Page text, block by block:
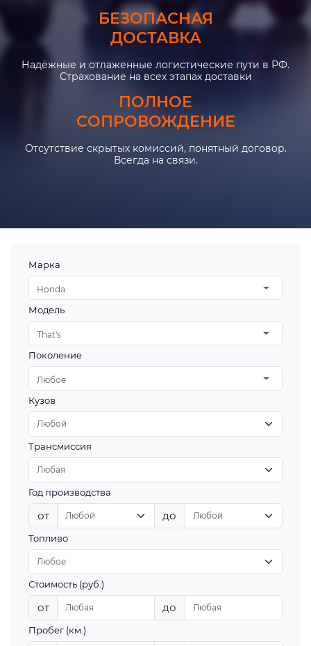
БЕЗОПАСНАЯ
ДОСТАВКА
Надёжные и отлаженные логистические пути в РФ.
Страхование на всех этапах доставки
ПОЛНОЕ
СОПРОВОЖДЕНИЕ
Отсутствие скрытых комиссий, понятный договор.
Всегда на связи.
Марка
Honda
Модель
That's
Поколение
Любое
Кузов
Трансмиссия
Год производства
от до
Топливо
Стоимость (руб.)
от до
Пробег (км.)